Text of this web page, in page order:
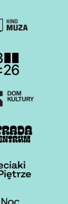
Otwiera stronę w
Otwiera stronę w
Otwiera stronę w
Otwiera stronę w
Otwiera stronę w